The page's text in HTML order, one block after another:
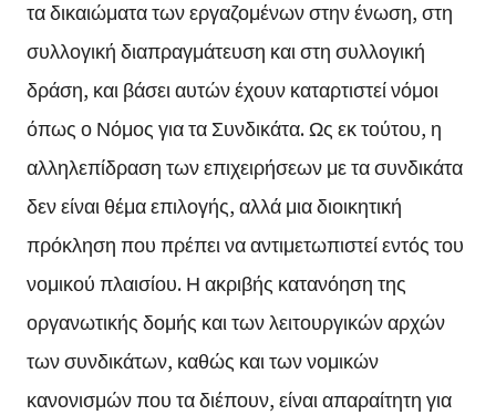
τα δικαιώματα των εργαζομένων στην ένωση, στη
συλλογική διαπραγμάτευση και στη συλλογική
δράση, και βάσει αυτών έχουν καταρτιστεί νόμοι
όπως ο Νόμος για τα Συνδικάτα. Ως εκ τούτου, η
αλληλεπίδραση των επιχειρήσεων με τα συνδικάτα
δεν είναι θέμα επιλογής, αλλά μια διοικητική
πρόκληση που πρέπει να αντιμετωπιστεί εντός του
νομικού πλαισίου. Η ακριβής κατανόηση της
οργανωτικής δομής και των λειτουργικών αρχών
των συνδικάτων, καθώς και των νομικών
κανονισμών που τα διέπουν, είναι απαραίτητη για